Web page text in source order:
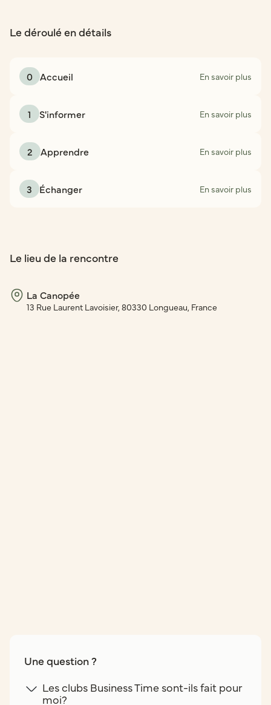
Le déroulé en détails
0 Accueil En savoir plus
1 S'informer En savoir plus
2 Apprendre En savoir plus
3 Échanger En savoir plus
Le lieu de la rencontre
La Canopée
13 Rue Laurent Lavoisier, 80330 Longueau, France
Une question ?
Les clubs Business Time sont-ils fait pour
moi?